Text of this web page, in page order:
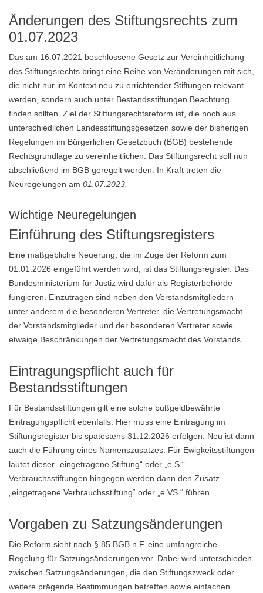
Änderungen des Stiftungsrechts zum
01.07.2023
Das am 16.07.2021 beschlossene Gesetz zur Vereinheitlichung
des Stiftungsrechts bringt eine Reihe von Veränderungen mit sich,
die nicht nur im Kontext neu zu errichtender Stiftungen relevant
werden, sondern auch unter Bestandsstiftungen Beachtung
finden sollten. Ziel der Stiftungsrechtsreform ist, die noch aus
unterschiedlichen Landesstiftungsgesetzen sowie der bisherigen
Regelungen im Bürgerlichen Gesetzbuch (BGB) bestehende
Rechtsgrundlage zu vereinheitlichen. Das Stiftungsrecht soll nun
abschließend im BGB geregelt werden. In Kraft treten die
Neuregelungen am 01.07.2023.
Wichtige Neuregelungen
Einführung des Stiftungsregisters
Eine maßgebliche Neuerung, die im Zuge der Reform zum
01.01.2026 eingeführt werden wird, ist das Stiftungsregister. Das
Bundesministerium für Justiz wird dafür als Registerbehörde
fungieren. Einzutragen sind neben den Vorstandsmitgliedern
unter anderem die besonderen Vertreter, die Vertretungsmacht
der Vorstandsmitglieder und der besonderen Vertreter sowie
etwaige Beschränkungen der Vertretungsmacht des Vorstands.
Eintragungspflicht auch für
Bestandsstiftungen
Für Bestandsstiftungen gilt eine solche bußgeldbewährte
Eintragungspflicht ebenfalls. Hier muss eine Eintragung im
Stiftungsregister bis spätestens 31.12.2026 erfolgen. Neu ist dann
auch die Führung eines Namenszusatzes. Für Ewigkeitsstiftungen
lautet dieser „eingetragene Stiftung“ oder „e.S.“.
Verbrauchsstiftungen hingegen werden dann den Zusatz
„eingetragene Verbrauchsstiftung“ oder „e.VS.“ führen.
Vorgaben zu Satzungsänderungen
Die Reform sieht nach § 85 BGB n.F. eine umfangreiche
Regelung für Satzungsänderungen vor. Dabei wird unterschieden
zwischen Satzungsänderungen, die den Stiftungszweck oder
weitere prägende Bestimmungen betreffen sowie einfachen